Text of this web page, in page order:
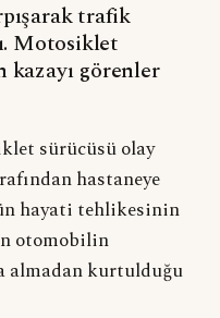
trafik
Motosiklet
kazayı görenler
sürücüsü olay
hastaneye
hayati tehlikesinin
otomobilin
almadan kurtulduğu